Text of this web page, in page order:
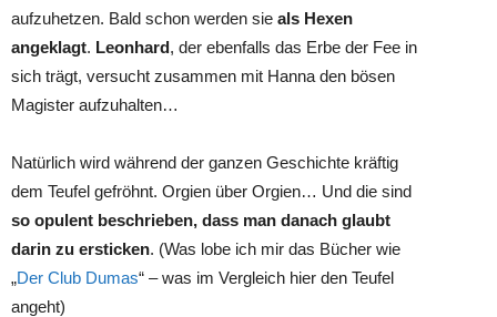
aufzuhetzen. Bald schon werden sie als Hexen
angeklagt. Leonhard, der ebenfalls das Erbe der Fee in
sich trägt, versucht zusammen mit Hanna den bösen
Magister aufzuhalten…
Natürlich wird während der ganzen Geschichte kräftig
dem Teufel gefröhnt. Orgien über Orgien… Und die sind
so opulent beschrieben, dass man danach glaubt
darin zu ersticken. (Was lobe ich mir das Bücher wie
„Der Club Dumas“ – was im Vergleich hier den Teufel
angeht)